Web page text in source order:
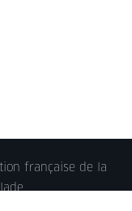
française de la